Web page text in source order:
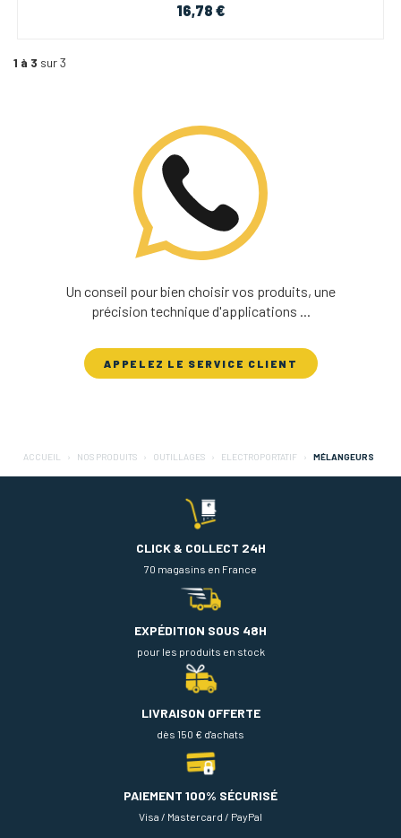
16,78 €
1 à 3 sur 3
Un conseil pour bien choisir vos produits, une
précision technique d'applications ...
APPELEZ LE SERVICE CLIENT
ACCUEIL NOS PRODUITS OUTILLAGES ELECTROPORTATIF MÉLANGEURS
CLICK & COLLECT 24H
70 magasins en France
EXPÉDITION SOUS 48H
pour les produits en stock
LIVRAISON OFFERTE
dès 150 € d'achats
PAIEMENT 100% SÉCURISÉ
Visa / Mastercard / PayPal